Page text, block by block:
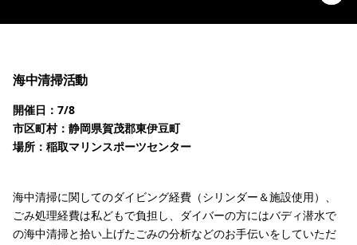
海中清掃活動
開催日：7/8
市区町村：静岡県賀茂郡東伊豆町
場所：稲取マリンスポーツセンター
海中清掃に関してのダイビング経費（シリンダー＆施設使用）、
ごみ処理経費は私どもで負担し、ダイバーの方にはバディ潜水で
の海中清掃と拾い上げたごみの分析などのお手伝いをしていただ